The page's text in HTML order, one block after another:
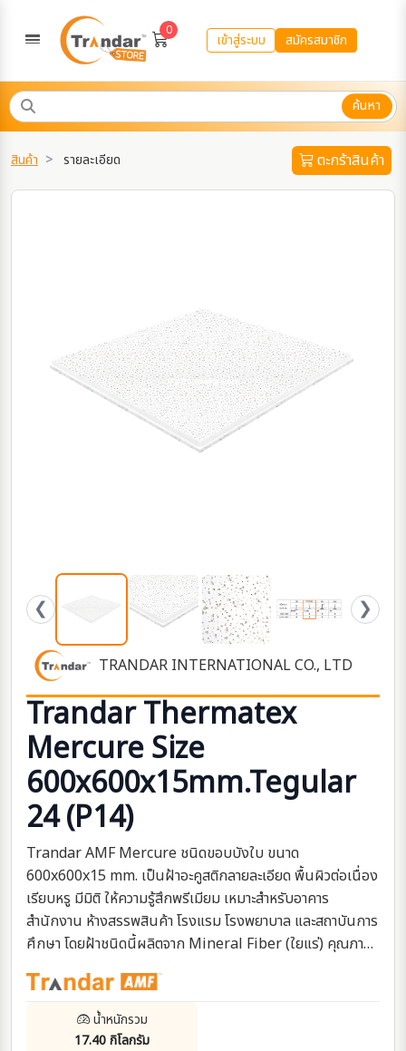
0
เข้าสู่ระบบ สมัครสมาชิก
ค้นหา
สินค้า รายละเอียด ตะกร้าสินค้า
❮ ❯
TRANDAR INTERNATIONAL CO., LTD
Trandar Thermatex
Mercure Size
600x600x15mm.Tegular
24 (P14)
Trandar AMF Mercure ชนิดขอบบังใบ ขนาด
600x600x15 mm. เป็นฝ้าอะคูสติกลายละเอียด พื้นผิวต่อเนื่อง
เรียบหรู มีมิติ ให้ความรู้สึกพรีเมียม เหมาะสำหรับอาคาร
สำนักงาน ห้างสรรพสินค้า โรงแรม โรงพยาบาล และสถาบันการ
ศึกษา โดยฝ้าชนิดนี้ผลิตจาก Mineral Fiber (ใยแร่) คุณภาพ
ความร้อน
น้ำหนักรวม
17.40 กิโลกรัม